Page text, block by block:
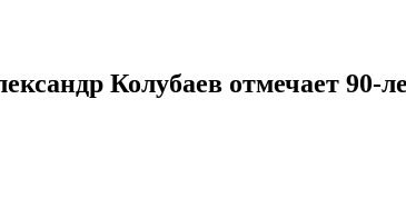
Колубаев отмечает 90-